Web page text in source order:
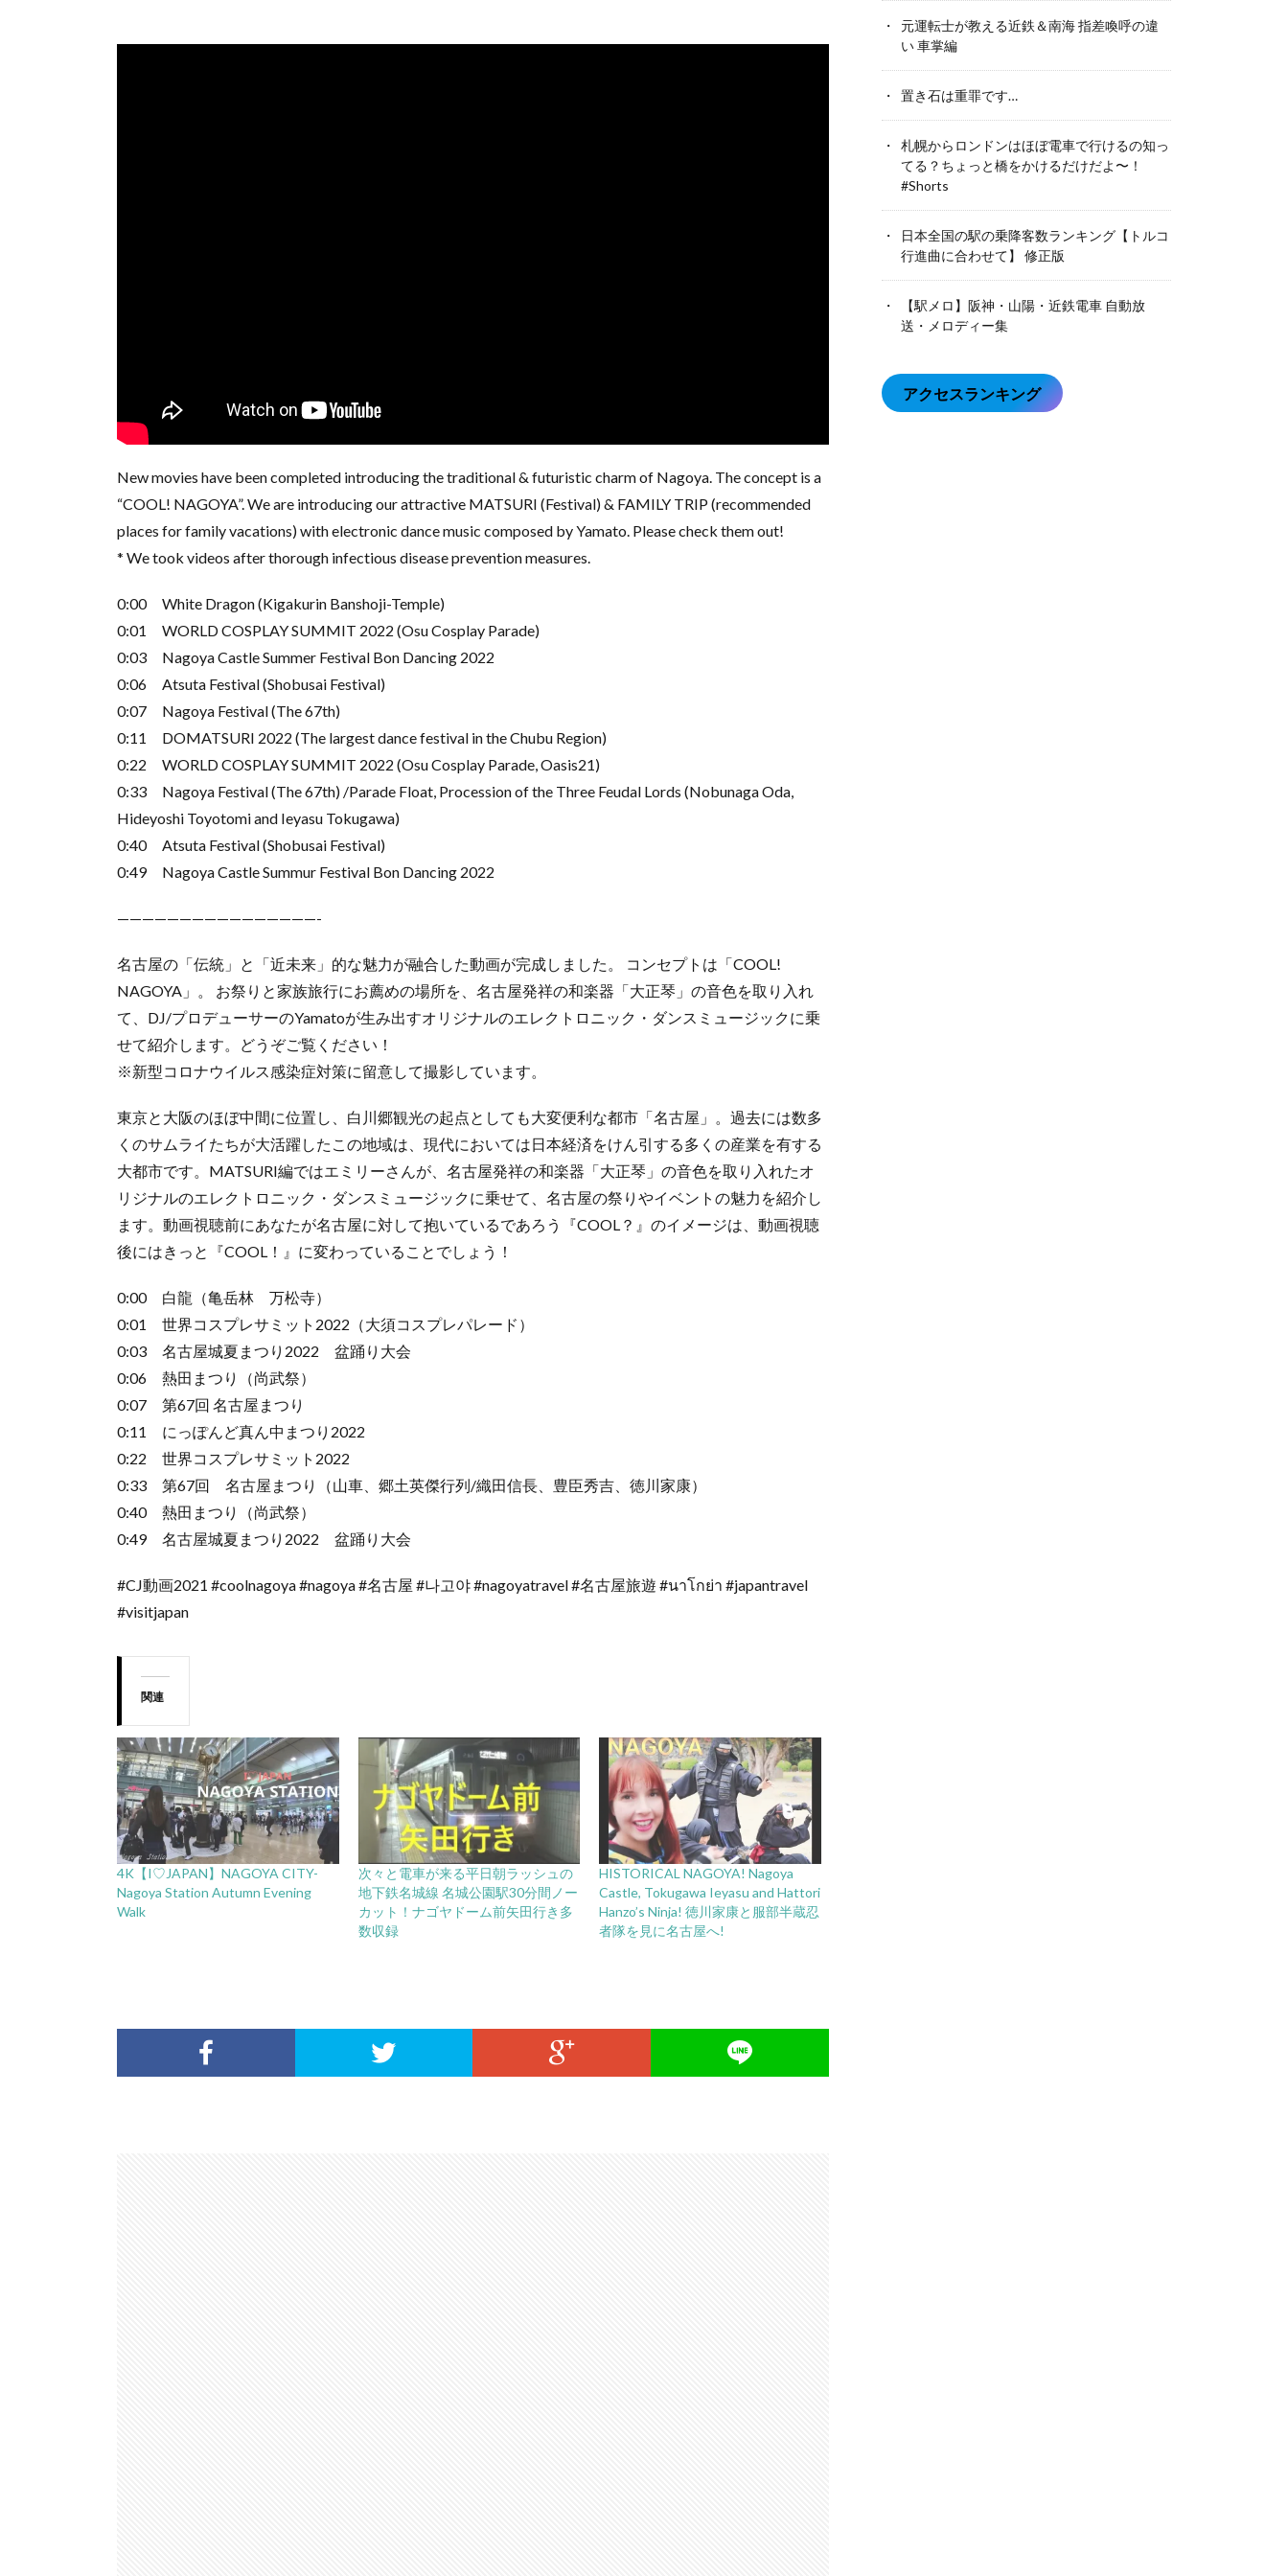
New movies have been completed introducing the traditional & futuristic charm of Nagoya. The concept is a
“COOL! NAGOYA”. We are introducing our attractive MATSURI (Festival) & FAMILY TRIP (recommended
places for family vacations) with electronic dance music composed by Yamato. Please check them out!
* We took videos after thorough infectious disease prevention measures.
0:00 White Dragon (Kigakurin Banshoji-Temple)
0:01 WORLD COSPLAY SUMMIT 2022 (Osu Cosplay Parade)
0:03 Nagoya Castle Summer Festival Bon Dancing 2022
0:06 Atsuta Festival (Shobusai Festival)
0:07 Nagoya Festival (The 67th)
0:11 DOMATSURI 2022 (The largest dance festival in the Chubu Region)
0:22 WORLD COSPLAY SUMMIT 2022 (Osu Cosplay Parade, Oasis21)
0:33 Nagoya Festival (The 67th) /Parade Float, Procession of the Three Feudal Lords (Nobunaga Oda,
Hideyoshi Toyotomi and Ieyasu Tokugawa)
0:40 Atsuta Festival (Shobusai Festival)
0:49 Nagoya Castle Summur Festival Bon Dancing 2022
————————————————-
名古屋の「伝統」と「近未来」的な魅力が融合した動画が完成しました。 コンセプトは「COOL!
NAGOYA」。 お祭りと家族旅行にお薦めの場所を、名古屋発祥の和楽器「大正琴」の音色を取り入れ
て、DJ/プロデューサーのYamatoが生み出すオリジナルのエレクトロニック・ダンスミュージックに乗
せて紹介します。どうぞご覧ください！
※新型コロナウイルス感染症対策に留意して撮影しています。
東京と大阪のほぼ中間に位置し、白川郷観光の起点としても大変便利な都市「名古屋」。過去には数多
くのサムライたちが大活躍したこの地域は、現代においては日本経済をけん引する多くの産業を有する
大都市です。MATSURI編ではエミリーさんが、名古屋発祥の和楽器「大正琴」の音色を取り入れたオ
リジナルのエレクトロニック・ダンスミュージックに乗せて、名古屋の祭りやイベントの魅力を紹介し
ます。動画視聴前にあなたが名古屋に対して抱いているであろう『COOL？』のイメージは、動画視聴
後にはきっと『COOL！』に変わっていることでしょう！
0:00 白龍（亀岳林 万松寺）
0:01 世界コスプレサミット2022（大須コスプレパレード）
0:03 名古屋城夏まつり2022 盆踊り大会
0:06 熱田まつり（尚武祭）
0:07 第67回 名古屋まつり
0:11 にっぽんど真ん中まつり2022
0:22 世界コスプレサミット2022
0:33 第67回 名古屋まつり（山車、郷土英傑行列/織田信長、豊臣秀吉、徳川家康）
0:40 熱田まつり（尚武祭）
0:49 名古屋城夏まつり2022 盆踊り大会
#CJ動画2021 #coolnagoya #nagoya #名古屋 #나고야 #nagoyatravel #名古屋旅遊 #นาโกย่า #japantravel
#visitjapan
関連
4K【I♡JAPAN】NAGOYA CITY-
Nagoya Station Autumn Evening
Walk
次々と電車が来る平日朝ラッシュの
地下鉄名城線 名城公園駅30分間ノー
カット！ナゴヤドーム前矢田行き多
数収録
HISTORICAL NAGOYA! Nagoya
Castle, Tokugawa Ieyasu and Hattori
Hanzo’s Ninja! 徳川家康と服部半蔵忍
者隊を見に名古屋へ!
元運転士が教える近鉄＆南海 指差喚呼の違
い 車掌編
置き石は重罪です…
札幌からロンドンはほぼ電車で行けるの知っ
てる？ちょっと橋をかけるだけだよ〜！
#Shorts
日本全国の駅の乗降客数ランキング【トルコ
行進曲に合わせて】 修正版
【駅メロ】阪神・山陽・近鉄電車 自動放
送・メロディー集
アクセスランキング